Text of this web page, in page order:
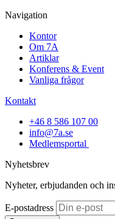
Navigation
Kontor
Om 7A
Artiklar
Konferens & Event
Vanliga frågor
Kontakt
+46 8 586 107 00
info@7a.se
Medlemsportal
Nyhetsbrev
Nyheter, erbjudanden och
E-postadress